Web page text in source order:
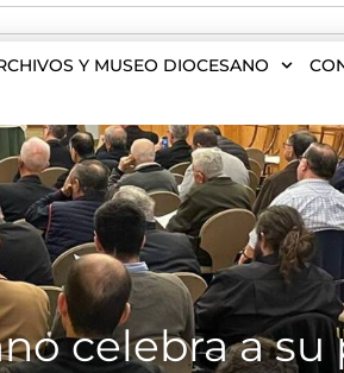
Y MUSEO DIOCESANO
celebra a su